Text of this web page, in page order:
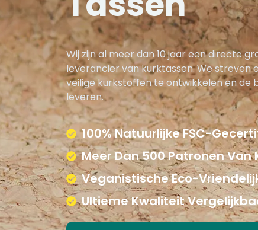
Wij zijn al meer dan 10 jaar een directe
leverancier van kurktassen. We streven
veilige kurkstoffen te ontwikkelen en de
leveren.
100% Natuurlijke FSC-
Meer Dan 500 Patronen Van
Veganistische Eco-
Ultieme Kwaliteit